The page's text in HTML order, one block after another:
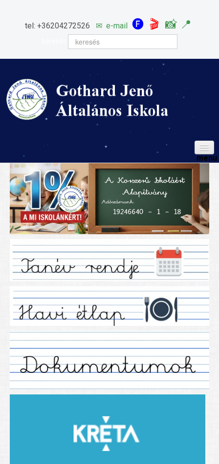
tel: +36204272526 ✉ e-mail 🅕 🎬 📸 📍
HÍREINK
ISKOLÁNK
Igazgatói köszöntő
Iskolánkról
Tanáraink
Tanéveink
Régebbi tanéveink
2021/2022 tanév
2013/2014. tanév
2014/2015. tanév
2015/2016. tanév
2016/2017 tanév
2018/2019 tanév
2019/2020-as tanév